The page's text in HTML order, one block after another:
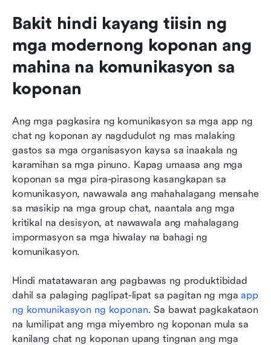
Bakit hindi kayang tiisin ng
mga modernong koponan ang
mahina na komunikasyon sa
koponan
Ang mga pagkasira ng komunikasyon sa mga app ng
chat ng koponan ay nagdudulot ng mas malaking
gastos sa mga organisasyon kaysa sa inaakala ng
karamihan sa mga pinuno. Kapag umaasa ang mga
koponan sa mga pira-pirasong kasangkapan sa
komunikasyon, nawawala ang mahahalagang mensahe
sa masikip na mga group chat, naantala ang mga
kritikal na desisyon, at nawawala ang mahalagang
impormasyon sa mga hiwalay na bahagi ng
komunikasyon.
Hindi matatawaran ang pagbawas ng produktibidad
dahil sa palaging paglipat-lipat sa pagitan ng mga app
ng komunikasyon ng koponan. Sa bawat pagkakataon
na lumilipat ang mga miyembro ng koponan mula sa
kanilang chat ng koponan upang tingnan ang mga